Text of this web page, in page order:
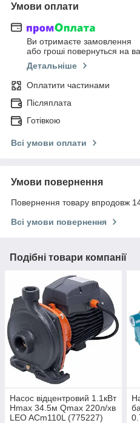
Умови оплати
Ви отримаєте замовлення
або гроші повернуться на
Детальніше
Оплатити частинами
Післяплата
Готівкою
Всі умови оплати
Умови повернення
Повернення товару впродовж
Всі умови повернення
Подібні товари компанії
Насос відцентровий 1.1кВт
Hmax 34.5м Qmax 220л/хв
LEO ACm110L (775227)